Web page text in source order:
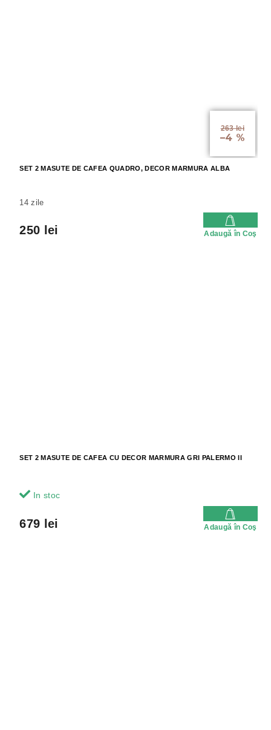
263 lei
–4 %
SET 2 MASUTE DE CAFEA QUADRO, DECOR MARMURA ALBA
14 zile
250 lei Adaugă în Coş
SET 2 MASUTE DE CAFEA CU DECOR MARMURA GRI PALERMO II
In stoc
679 lei Adaugă în Coş